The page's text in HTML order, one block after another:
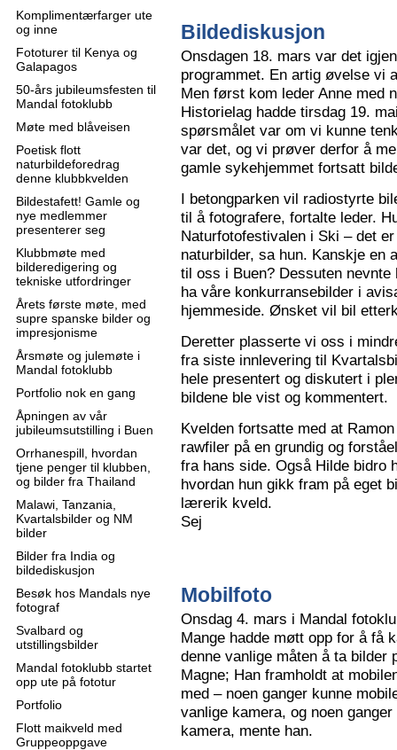
Komplimentærfarger ute
og inne
Fototurer til Kenya og
Galapagos
50-års jubileumsfesten til
Mandal fotoklubb
Møte med blåveisen
Poetisk flott
naturbildeforedrag
denne klubbkvelden
Bildestafett! Gamle og
nye medlemmer
presenterer seg
Klubbmøte med
bilderedigering og
tekniske utfordringer
Årets første møte, med
supre spanske bilder og
impresjonisme
Årsmøte og julemøte i
Mandal fotoklubb
Portfolio nok en gang
Åpningen av vår
jubileumsutstilling i Buen
Orrhanespill, hvordan
tjene penger til klubben,
og bilder fra Thailand
Malawi, Tanzania,
Kvartalsbilder og NM
bilder
Bilder fra India og
bildediskusjon
Besøk hos Mandals nye
fotograf
Svalbard og
utstillingsbilder
Mandal fotoklubb startet
opp ute på fototur
Portfolio
Flott maikveld med
Gruppeoppgave
Bildediskusjon
Onsdagen 18. mars var det
programmet. En artig øvelse vi
Men først kom leder Anne med
Historielag hadde tirsdag 19.
spørsmålet var om vi kunne
var det, og vi prøver derfor å
gamle sykehjemmet fortsatt
I betongparken vil radiostyrte
til å fotografere, fortalte leder.
Naturfotofestivalen i Ski – det
naturbilder, sa hun. Kanskje en
til oss i Buen? Dessuten
ha våre konkurransebilder i
hjemmeside. Ønsket vil bil
Deretter plasserte vi oss i
fra siste innlevering til
hele presentert og diskutert i
bildene ble vist og kommentert.
Kvelden fortsatte med at
rawfiler på en grundig og
fra hans side. Også Hilde bidro
hvordan hun gikk fram på eget
lærerik kveld.
Sej
Mobilfoto
Onsdag 4. mars i Mandal
Mange hadde møtt opp for å få
denne vanlige måten å ta bilder
Magne; Han framholdt at
med – noen ganger kunne
vanlige kamera, og noen
kamera, mente han.